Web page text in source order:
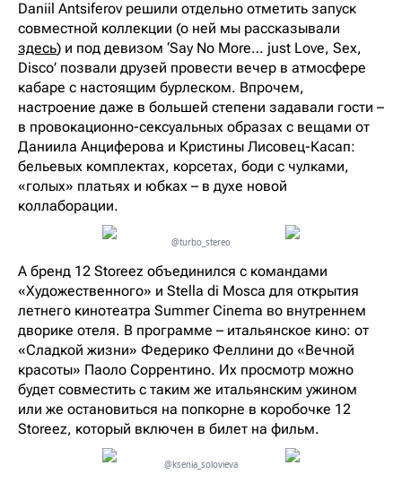
Daniil Antsiferov решили отдельно отметить запуск
совместной коллекции (о ней мы рассказывали
здесь) и под девизом ‘Say No More… just Love, Sex,
Disco’ позвали друзей провести вечер в атмосфере
кабаре с настоящим бурлеском. Впрочем,
настроение даже в большей степени задавали гости –
в провокационно-сексуальных образах с вещами от
Даниила Анциферова и Кристины Лисовец-Касап:
бельевых комплектах, корсетах, боди с чулками,
«голых» платьях и юбках – в духе новой
коллаборации.
@turbo_stereo
А бренд 12 Storeez объединился с командами
«Художественного» и Stella di Mosca для открытия
летнего кинотеатра Summer Cinema во внутреннем
дворике отеля. В программе – итальянское кино: от
«Сладкой жизни» Федерико Феллини до «Вечной
красоты» Паоло Соррентино. Их просмотр можно
будет совместить с таким же итальянским ужином
или же остановиться на попкорне в коробочке 12
Storeez, который включен в билет на фильм.
@ksenia_solovieva